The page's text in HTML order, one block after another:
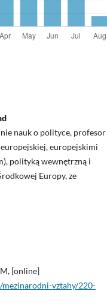
nauk o polityce, profesor
europejskimi
polityką wewnętrzną i
Europy, ze
[online]
mezinarodni-vztahy/220-